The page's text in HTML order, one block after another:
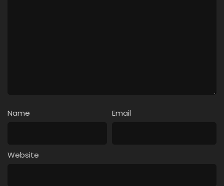
Name Email
Website